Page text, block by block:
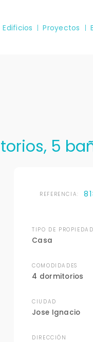
Edificios Proyectos
5
REFERENCIA:
TIPO DE PROPIEDAD
Casa
COMODIDADES
4 dormitorios
CIUDAD
Jose Ignacio
DIRECCIÓN